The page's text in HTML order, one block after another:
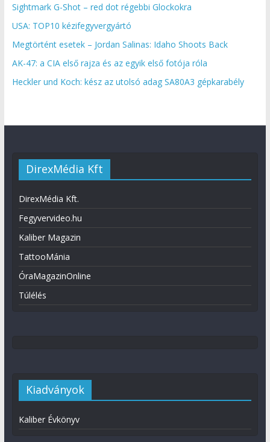
Sightmark G-Shot – red dot régebbi Glockokra
USA: TOP10 kézifegyvergyártó
Megtörtént esetek – Jordan Salinas: Idaho Shoots Back
AK-47: a CIA első rajza és az egyik első fotója róla
Heckler und Koch: kész az utolsó adag SA80A3 gépkarabély
DirexMédia Kft
DirexMédia Kft.
Fegyvervideo.hu
Kaliber Magazin
TattooMánia
ÓraMagazinOnline
Túlélés
Kiadványok
Kaliber Évkönyv